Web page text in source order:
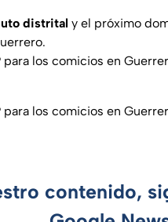
distrital y el próximo
para los comicios en
para los comicios en
contenido,